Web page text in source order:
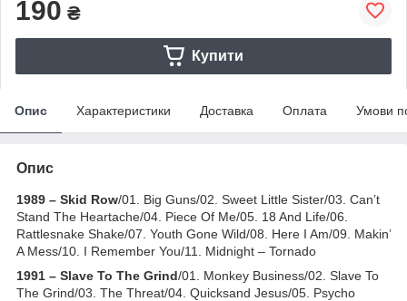
190 ₴
Купити
Опис Характеристики Доставка Оплата Умови
Опис
1989 – Skid Row/01. Big Guns/02. Sweet Little Sister/03. Can’t
Stand The Heartache/04. Piece Of Me/05. 18 And Life/06.
Rattlesnake Shake/07. Youth Gone Wild/08. Here I Am/09. Makin’
A Mess/10. I Remember You/11. Midnight – Tornado
1991 – Slave To The Grind/01. Monkey Business/02. Slave To
The Grind/03. The Threat/04. Quicksand Jesus/05. Psycho